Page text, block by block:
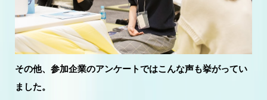
その他、参加企業のアンケートではこんな声も挙がってい
ました。